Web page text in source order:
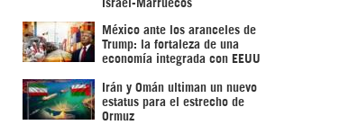
Israel-Marruecos
México ante los aranceles de
Trump: la fortaleza de una
economía integrada con EEUU
Irán y Omán ultiman un nuevo
estatus para el estrecho de
Ormuz